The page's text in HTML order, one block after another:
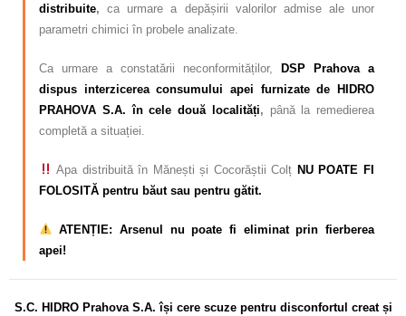
distribuite, ca urmare a depășirii valorilor admise ale unor
parametri chimici în probele analizate.
Ca urmare a constatării neconformităților, DSP Prahova a
dispus interzicerea consumului apei furnizate de HIDRO
PRAHOVA S.A. în cele două localități, până la remedierea
completă a situației.
Apa distribuită în Mănești și Cocorăștii Colț NU POATE FI
FOLOSITĂ pentru băut sau pentru gătit.
ATENȚIE: Arsenul nu poate fi eliminat prin fierberea
apei!
S.C. HIDRO Prahova S.A. își cere scuze pentru disconfortul creat și